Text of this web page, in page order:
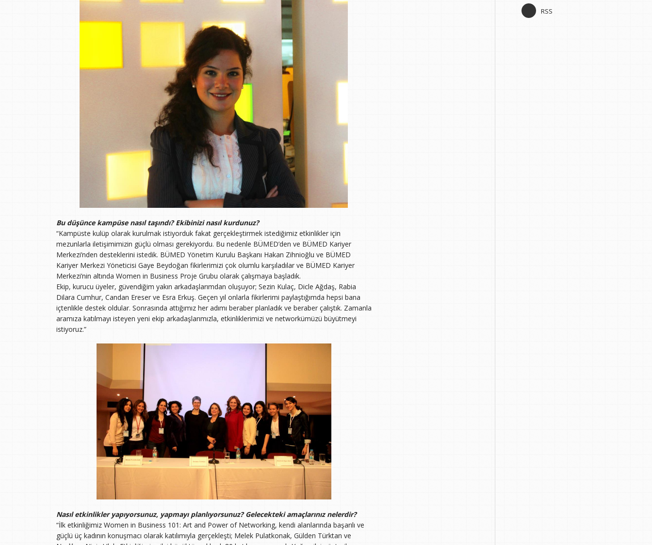
Bu düşünce kampüse nasıl taşındı? Ekibinizi nasıl kurdunuz?
“Kampüste kulüp olarak kurulmak istiyorduk fakat gerçekleştirmek istediğimiz etkinlikler için
mezunlarla iletişimimizin güçlü olması gerekiyordu. Bu nedenle BÜMED’den ve BÜMED Kariyer
Merkezi’nden desteklerini istedik. BÜMED Yönetim Kurulu Başkanı Hakan Zihnioğlu ve BÜMED
Kariyer Merkezi Yöneticisi Gaye Beydoğan fikirlerimizi çok olumlu karşıladılar ve BÜMED Kariyer
Merkezi’nin altında Women in Business Proje Grubu olarak çalışmaya başladık.
Ekip, kurucu üyeler, güvendiğim yakın arkadaşlarımdan oluşuyor; Sezin Kulaç, Dicle Ağdaş, Rabia
Dilara Cumhur, Candan Ereser ve Esra Erkuş. Geçen yıl onlarla fikirlerimi paylaştığımda hepsi bana
içtenlikle destek oldular. Sonrasında attığımız her adımı beraber planladık ve beraber çalıştık. Zamanla
aramıza katılmayı isteyen yeni ekip arkadaşlarımızla, etkinliklerimizi ve networkümüzü büyütmeyi
istiyoruz.”
Nasıl etkinlikler yapıyorsunuz, yapmayı planlıyorsunuz? Gelecekteki amaçlarınız nelerdir?
“İlk etkinliğimiz Women in Business 101: Art and Power of Networking, kendi alanlarında başarılı ve
güçlü üç kadının konuşmacı olarak katılımıyla gerçekleşti; Melek Pulatkonak, Gülden Türktan ve
RSS